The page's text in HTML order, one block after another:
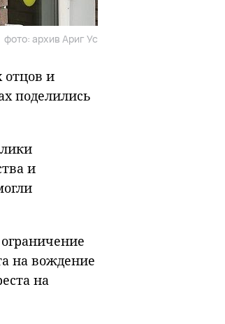
фото: архив Ариг Ус
отцов и
поделились
и
на вождение
на